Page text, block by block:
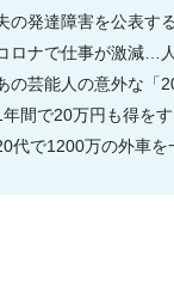
の発達障害を公表す
ロナで仕事が激減…
の芸能人の意外な「
年間で20万円も得を
代で1200万の外車を